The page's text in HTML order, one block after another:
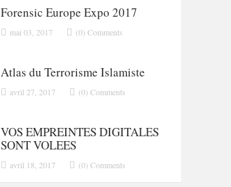
Forensic Europe Expo 2017
mai 03, 2017 (0) Comments
Atlas du Terrorisme Islamiste
avril 27, 2017 (0) Comments
VOS EMPREINTES DIGITALES
SONT VOLEES
avril 18, 2017 (0) Comments